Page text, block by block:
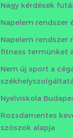
Nagy kérdések
Napelem rendszer
Napelem rendszer
fitness termünket
Nem új sport a
Nyelviskola
Rozsdamentes
szószok alapja